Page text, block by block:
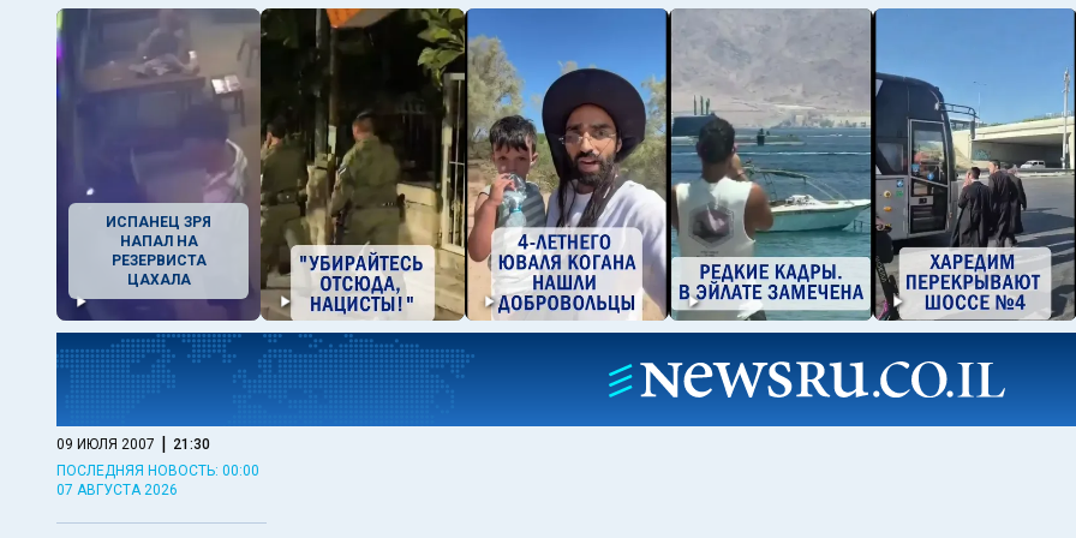
ИСПАНЕЦ ЗРЯ
НАПАЛ НА
РЕЗЕРВИСТА
ЦАХАЛА
09 ИЮЛЯ 2007 | 21:30
ПОСЛЕДНЯЯ НОВОСТЬ: 00:00
07 АВГУСТА 2026